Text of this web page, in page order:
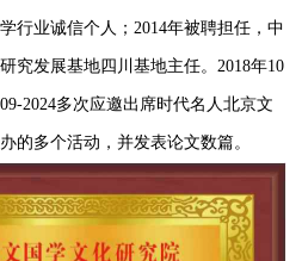
行业诚信个人；2014年被聘担任，中
究发展基地四川基地主任。2018年10
2024多次应邀出席时代名人北京文
的多个活动，并发表论文数篇。